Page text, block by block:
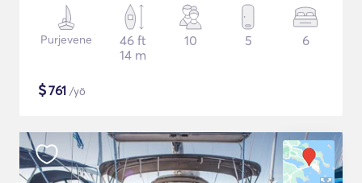
Purjevene
46 ft
14 m
10 5 6
$761 /yö